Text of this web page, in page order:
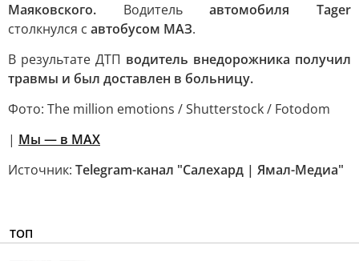
Маяковского. Водительавтомобиля Tager
столкнулся с автобусом МАЗ.
В результате ДТП водитель внедорожника получил
травмы и был доставлен в больницу.
Фото: The million emotions / Shutterstock / Fotodom
| Мы — в МАХ
Источник: Telegram-канал "Салехард | Ямал-Медиа"
ТОП